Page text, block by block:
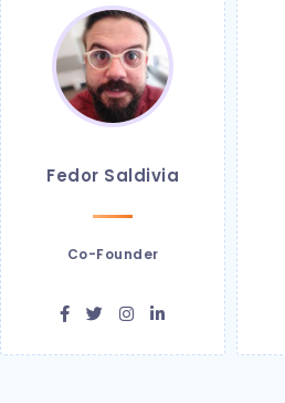
Fedor Saldivia
Co-Founder